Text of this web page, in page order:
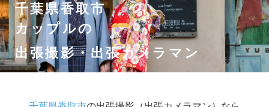
千葉県香取市
カップルの
出張撮影・出張カメラマン